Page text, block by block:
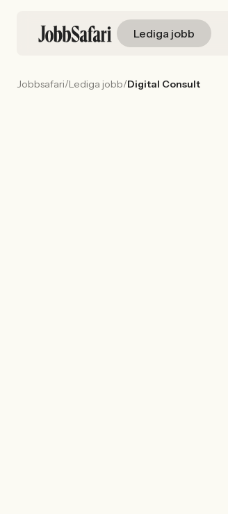
Lediga jobb
Jobbsafari/Lediga jobb/Digital Consult